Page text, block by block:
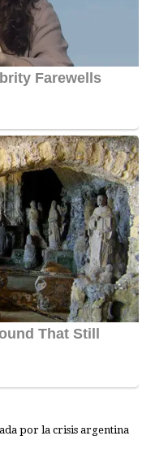
por la crisis argentina